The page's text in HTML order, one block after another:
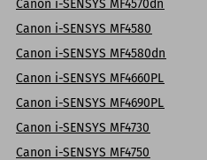
Canon i-SENSYS MF4570dn
Canon i-SENSYS MF4580
Canon i-SENSYS MF4580dn
Canon i-SENSYS MF4660PL
Canon i-SENSYS MF4690PL
Canon i-SENSYS MF4730
Canon i-SENSYS MF4750